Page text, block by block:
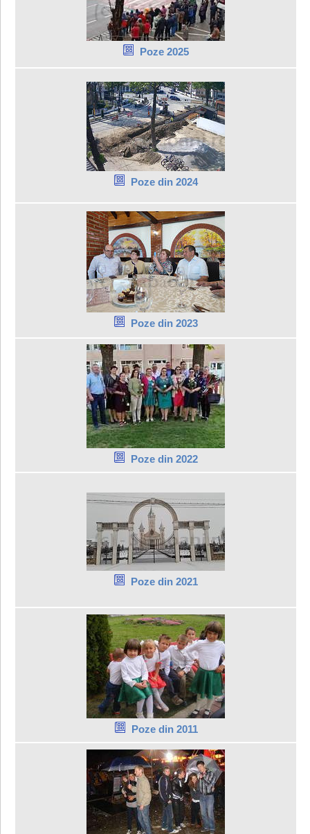
Poze 2025
Poze din 2024
Poze din 2023
Poze din 2022
Poze din 2021
Poze din 2011